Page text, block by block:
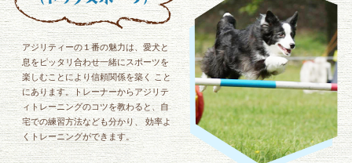
アジリティーの１番の魅力は、愛犬と
息をピッタリ合わせ一緒にスポーツを
楽しむことにより信頼関係を築く こと
にあります。トレーナーからアジリテ
ィトレーニングのコツを教わると、自
宅での練習方法なども分かり、 効率よ
くトレーニングができます。